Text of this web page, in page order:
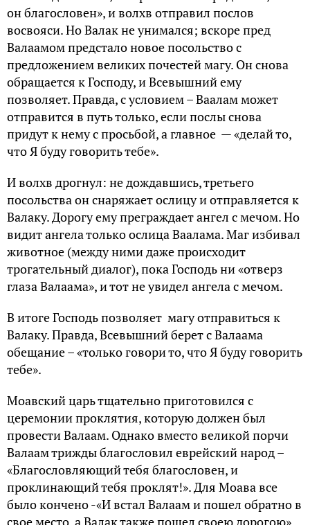
он благословен», и волхв отправил послов
восвояси. Но Валак не унимался; вскоре пред
Валаамом предстало новое посольство с
предложением великих почестей магу. Он снова
обращается к Господу, и Всевышний ему
позволяет. Правда, с условием – Ваалам может
отправится в путь только, если послы снова
придут к нему с просьбой, а главное — «делай то,
что Я буду говорить тебе».
И волхв дрогнул: не дождавшись, третьего
посольства он снаряжает ослицу и отправляется к
Валаку. Дорогу ему преграждает ангел с мечом. Но
видит ангела только ослица Ваалама. Маг избивал
животное (между ними даже происходит
трогательный диалог), пока Господь ни «отверз
глаза Валаама», и тот не увидел ангела с мечом.
В итоге Господь позволяет магу отправиться к
Валаку. Правда, Всевышний берет с Валаама
обещание – «только говори то, что Я буду говорить
тебе».
Моавский царь тщательно приготовился с
церемонии проклятия, которую должен был
провести Валаам. Однако вместо великой порчи
Валаам трижды благословил еврейский народ –
«Благословляющий тебя благословен, и
проклинающий тебя проклят!». Для Моава все
было кончено -«И встал Валаам и пошел обратно в
свое место, а Валак также пошел своею дорогою».